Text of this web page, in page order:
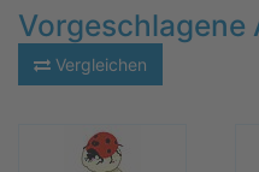
Vorgeschlagene
Vergleichen